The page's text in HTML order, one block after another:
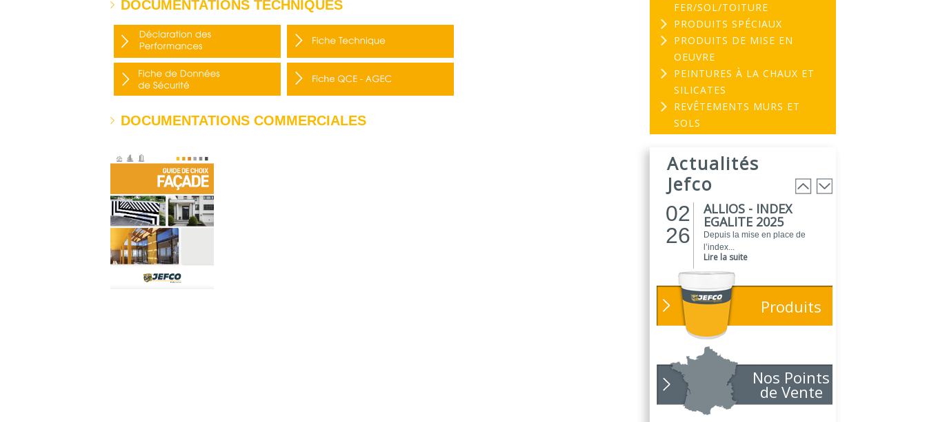
DOCUMENTATIONS TECHNIQUES
DOCUMENTATIONS COMMERCIALES
FER/SOL/TOITURE
PRODUITS SPÉCIAUX
PRODUITS DE MISE EN
OEUVRE
PEINTURES À LA CHAUX ET
SILICATES
REVÊTEMENTS MURS ET
SOLS
Actualités
Jefco
03
Peinture
EVOGREEN est une gamme de
Lire la suite
02
26
ALLIOS - INDEX
EGALITE 2025
Depuis la mise en place de
l’index...
Lire la suite
01
26
ATELIER DU
PEINTRE 2026 !
Parce que chaque chantier
compte, nous...
Lire la suite
01
26
NOUVEAUTÉ
POLARIS
Toujours soucieux des besoins
Lire la suite
Produits
Nos Points
de Vente